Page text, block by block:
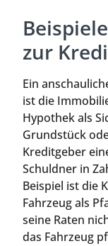
zur
Ein
ist die
Hypothek als
Grundstück
Kreditgeber
Schuldner in
Beispiel ist die
Fahrzeug als
seine Raten
das Fahrzeug